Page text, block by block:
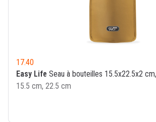
17.40
Easy Life Seau à bouteilles 15.5x22.5x2
15.5 cm, 22.5 cm